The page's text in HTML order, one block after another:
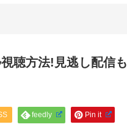
聴方法!見逃し配信も
feedly Pin it